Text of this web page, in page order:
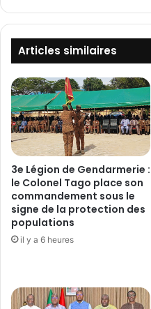
o
e
u
r
s
s
l
l
i
c
i
t
n
a
d
’
o
b
j
e
c
t
i
f
s
m
Articles similaires
3e Légion de Gendarmerie :
le Colonel Tago place son
commandement sous le
signe de la protection des
populations
il y a 6 heures